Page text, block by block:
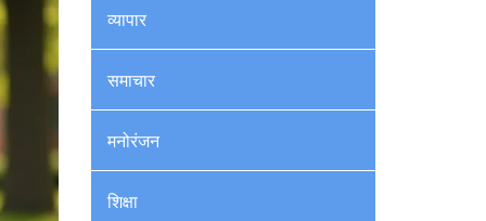
व्यापार
समाचार
मनोरंजन
शिक्षा